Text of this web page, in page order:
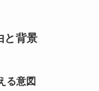
と背景
る意図